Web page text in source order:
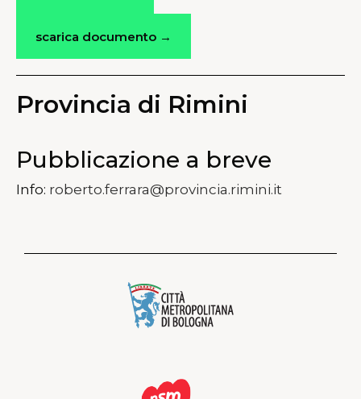
scarica documento →
Provincia di Rimini
Pubblicazione a breve
Info: roberto.ferrara@provincia.rimini.it